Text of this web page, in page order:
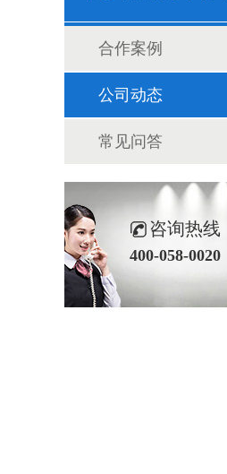
合作案例
公司动态
常见问答
咨询热线
400-058-0020